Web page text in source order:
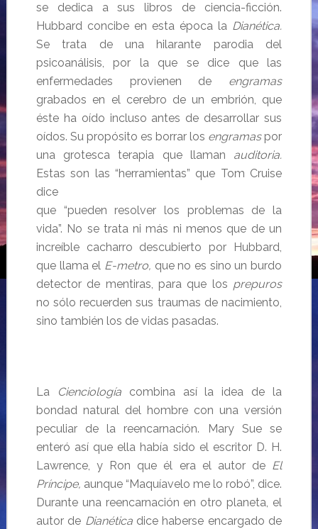
se dedica a sus libros de ciencia-ficción.
Hubbard concibe en esta época la Dianética.
Se trata de una hilarante parodia del
psicoanálisis, por la que se dice que las
enfermedades provienen de engramas
grabados en el cerebro de un embrión, que
éste ha oído incluso antes de desarrollar sus
oídos. Su propósito es borrar los engramas por
una grotesca terapia que llaman auditoria.
Estas son las “herramientas” que Tom Cruise
dice
que “pueden resolver los problemas de la
vida”. No se trata ni más ni menos que de un
increíble cacharro descubierto por Hubbard,
que llama el E-metro, que no es sino un burdo
detector de mentiras, para que los prepuros
no sólo recuerden sus traumas de nacimiento,
sino también los de vidas pasadas.
La Cienciología combina así la idea de la
bondad natural del hombre con una versión
peculiar de la reencarnación. Mary Sue se
enteró así que ella había sido el escritor D. H.
Lawrence, y Ron que él era el autor de El
Príncipe, aunque “Maquíavelo me lo robó”, dice.
Durante una reencarnación en otro planeta, el
autor de Dianéticadice haberse encargado de